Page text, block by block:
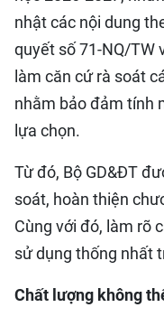
nhật các nội dung
quyết số 71-NQ/TW
làm căn cứ rà soát
nhằm bảo đảm tính
lựa chọn.
Từ đó, Bộ GD&ĐT
soát, hoàn thiện
Cùng với đó, làm rõ
sử dụng thống nhất
Chất lượng không